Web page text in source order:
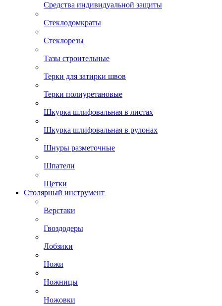
Средства индивидуальной защиты
Стеклодомкраты
Стеклорезы
Тазы строительные
Терки для затирки швов
Терки полиуретановые
Шкурка шлифовальная в листах
Шкурка шлифовальная в рулонах
Шнуры разметочные
Шпатели
Щетки
Столярный инструмент
Верстаки
Гвоздодеры
Лобзики
Ножи
Ножницы
Ножовки